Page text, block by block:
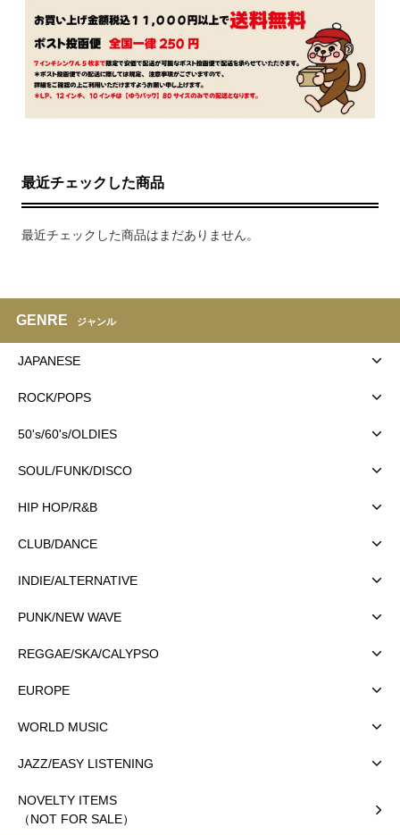
最近チェックした商品
最近チェックした商品はまだありません。
GENRE ジャンル
JAPANESE
ROCK/POPS
50's/60's/OLDIES
SOUL/FUNK/DISCO
HIP HOP/R&B
CLUB/DANCE
INDIE/ALTERNATIVE
PUNK/NEW WAVE
REGGAE/SKA/CALYPSO
EUROPE
WORLD MUSIC
JAZZ/EASY LISTENING
NOVELTY ITEMS
（NOT FOR SALE）